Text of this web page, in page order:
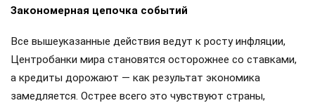
Закономерная цепочка событий
Все вышеуказанные действия ведут к росту инфляции,
Центробанки мира становятся осторожнее со ставками,
а кредиты дорожают — как результат экономика
замедляется. Острее всего это чувствуют страны,